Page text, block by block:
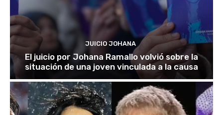
JUICIO JOHANA
El juicio por Johana Ramallo volvió sobre la
situación de una joven vinculada a la causa